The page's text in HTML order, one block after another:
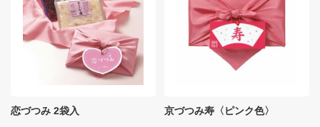
恋づつみ 2袋入 京づつみ寿〈ピンク色〉